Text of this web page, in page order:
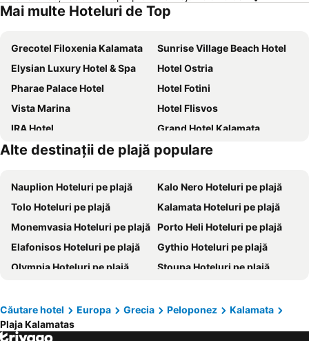
Mai multe Hoteluri de Top
Grecotel Filoxenia Kalamata
Sunrise Village Beach Hotel
Elysian Luxury Hotel & Spa
Hotel Ostria
Pharae Palace Hotel
Hotel Fotini
Vista Marina
Hotel Flisvos
IRA Hotel
Grand Hotel Kalamata
VASILIKON Hotel 1888 the past is present HISTORICAL PRESERVATION MONUMENT
Elite City Resort
Panellinion Luxury Rooms
Akti Taygetos - Conference Resort
Garden City Resort
Mantinia Bay Hotel
Kleopatra Inn
Kardamili Beach Hotel
Hotel Alexandrion
Comfy Boutique Hotel
Hotel Esperides
Mountain & Sea
Alte destinații de plajă populare
Nauplion Hoteluri pe plajă
Kalo Nero Hoteluri pe plajă
Tolo Hoteluri pe plajă
Kalamata Hoteluri pe plajă
Monemvasia Hoteluri pe plajă Porto Heli Hoteluri pe plajă
Elafonisos Hoteluri pe plajă
Gythio Hoteluri pe plajă
Olympia Hoteluri pe plajă
Stoupa Hoteluri pe plajă
Pylos Hoteluri pe plajă
Kokkala Hoteluri pe plajă
Petalidi Hoteluri pe plajă
Căutare hotel Europa Grecia Peloponez
Kalamata
Plaja Kalamatas